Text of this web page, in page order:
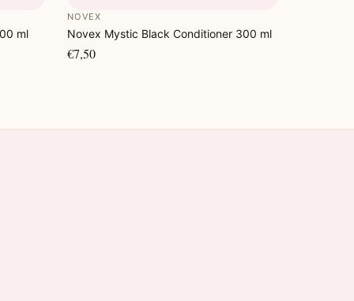
ml
NOVEX
Novex Mystic Black Conditioner 300 ml
€7,50